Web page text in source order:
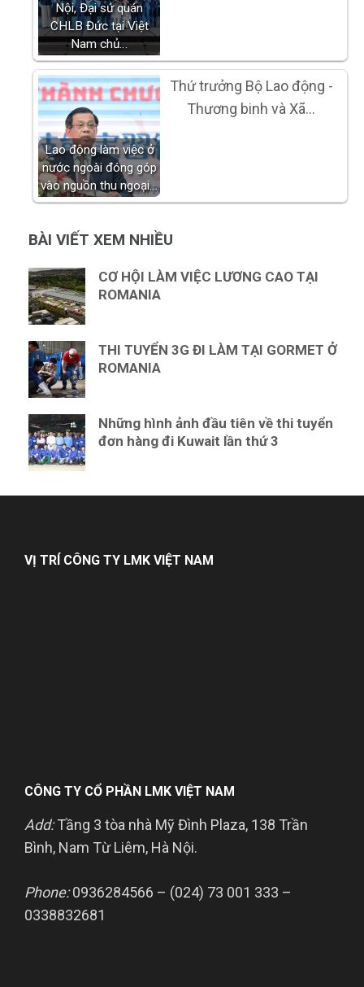
Nội, Đại sứ quán
CHLB Đức tại Việt
Nam chủ…
Lao động làm việc ở
nước ngoài đóng góp
vào nguồn thu ngoại…
Thứ trưởng Bộ Lao động -
Thương binh và Xã…
BÀI VIẾT XEM NHIỀU
CƠ HỘI LÀM VIỆC LƯƠNG CAO TẠI
ROMANIA
THI TUYỂN 3G ĐI LÀM TẠI GORMET Ở
ROMANIA
Những hình ảnh đầu tiên về thi tuyển
đơn hàng đi Kuwait lần thứ 3
VỊ TRÍ CÔNG TY LMK VIỆT NAM
CÔNG TY CỔ PHẦN LMK VIỆT NAM
Add:Tầng 3 tòa nhà Mỹ Đình Plaza, 138 Trần
Bình, Nam Từ Liêm, Hà Nội.
Phone:0936284566 – (024) 73 001 333 –
0338832681